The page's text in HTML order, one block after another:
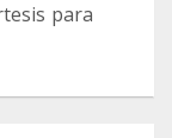
para